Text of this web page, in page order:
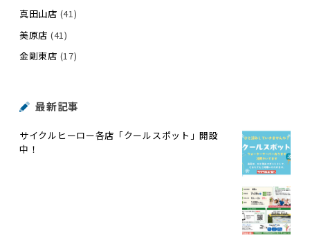
真田山店 (41)
美原店 (41)
金剛東店 (17)
最新記事
サイクルヒーロー各店「クールスポット」開設
中！